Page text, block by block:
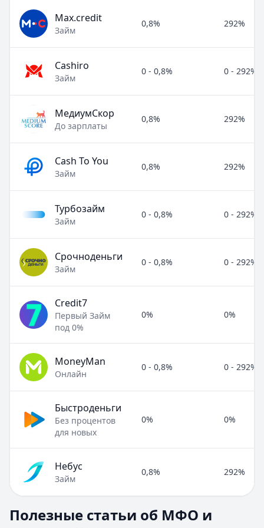
Max.credit
Займ
0,8% 292%
Cashiro
Займ
0 - 0,8% 0 - 292%
МедиумСкор
До зарплаты
0,8% 292%
Cash To You
Займ
0,8% 292%
Турбозайм
Займ
0 - 0,8% 0 - 292%
Срочноденьги
Займ
0 - 0,8% 0 - 292%
Credit7
Первый Займ
под 0%
0% 0%
MoneyMan
Онлайн
0 - 0,8% 0 - 292%
Быстроденьги
Без процентов
для новых
0% 0%
Небус
Займ
0,8% 292%
Раздел:МФО и микрозаймы. Всего статей: 8.
Полезные статьи об МФО и